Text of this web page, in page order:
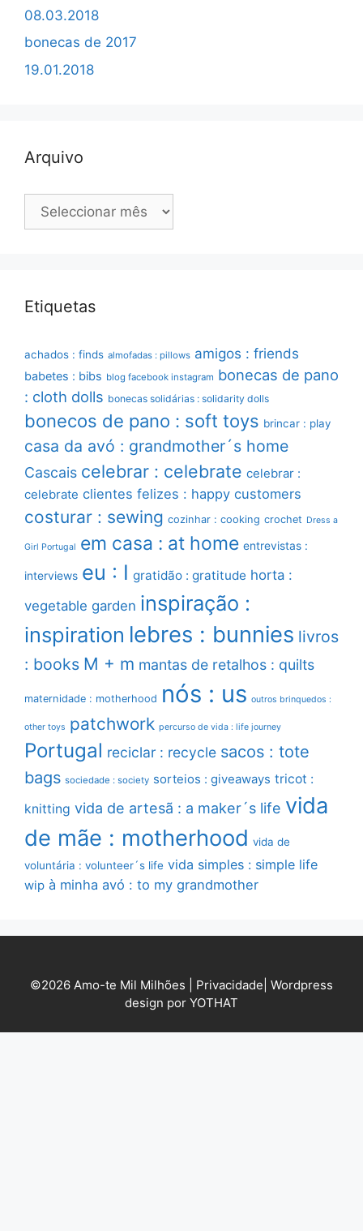
08.03.2018
bonecas de 2017
19.01.2018
Arquivo
Arquivo
Etiquetas
achados : finds almofadas : pillows amigos : friends
babetes : bibs blog facebook instagram bonecas de pano
: cloth dolls bonecas solidárias : solidarity dolls
bonecos de pano : soft toys brincar : play
casa da avó : grandmother´s home
Cascais celebrar : celebrate celebrar :
celebrate clientes felizes : happy customers
costurar : sewing cozinhar : cooking crochet Dress a
Girl Portugal em casa : at home entrevistas :
interviews eu : I gratidão : gratitude horta :
vegetable garden inspiração :
inspiration lebres : bunnies livros
: books M + m mantas de retalhos : quilts
maternidade : motherhood nós : us outros brinquedos :
other toys patchwork percurso de vida : life journey
Portugal reciclar : recycle sacos : tote
bags sociedade : society sorteios : giveaways tricot :
knitting vida de artesã : a maker´s life vida
de mãe : motherhood vida de
voluntária : volunteer´s life vida simples : simple life
wip à minha avó : to my grandmother
©2026 Amo-te Mil Milhões | Privacidade Wordpress
design por YOTHAT